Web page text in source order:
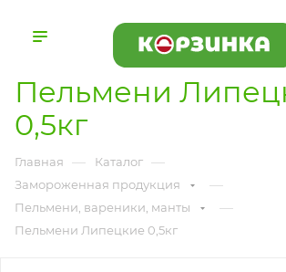
Пельмени
0,5кг
Главная — Каталог —
Замороженная продукция —
Пельмени, вареники, манты —
Пельмени Липецкие 0,5кг